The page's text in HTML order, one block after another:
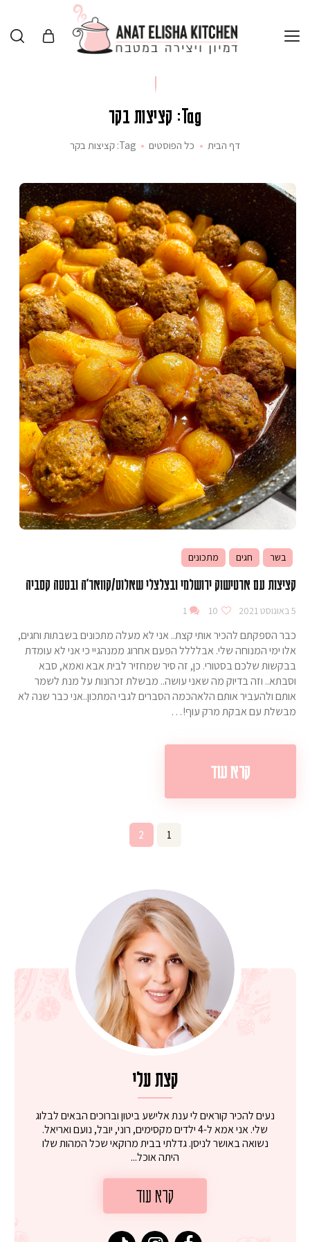
Tag: קציצות בקר
דף הבית כל הפוסטים Tag: קציצות בקר
בשר חגים מתכונים
קציצות עם ארטישוק ירושלמי ובצלצלי שאלוט/קוואר׳ה ובטטה קסביה
5 באוגוסט 2021 10
1
כבר הספקתם להכיר אותי קצת.. אני לא מעלה מתכונים בשבתות וחגים,
אלו ימי המנוחה שלי. אבלללל הפעם אחרוג ממנהגיי כי אני לא עומדת
בבקשות שלכם בסטורי. כן, זה סיר שמחזיר לבית אבא ואמא, סבא
וסבתא.. וזה בדיוק מה שאני עושה.. מבשלת זכרונות על מנת לשמר
אותם ולהעביר אותם הלאהכמה הסברים לגבי המתכון..אני כבר שנה לא
מבשלת עם אבקת מרק עוף!…
קרא עוד
Page
1
Page
2
קצת עלי
נעים להכיר קוראים לי ענת אלישע ביטון וברוכים הבאים לבלוג
שלי. אני אמא ל-4 ילדים מקסימים, רוני, יובל, נועם ואריאל.
נשואה באושר לניסן. גדלתי בבית מרוקאי שכל המהות שלו
היתה אוכל...
קרא עוד